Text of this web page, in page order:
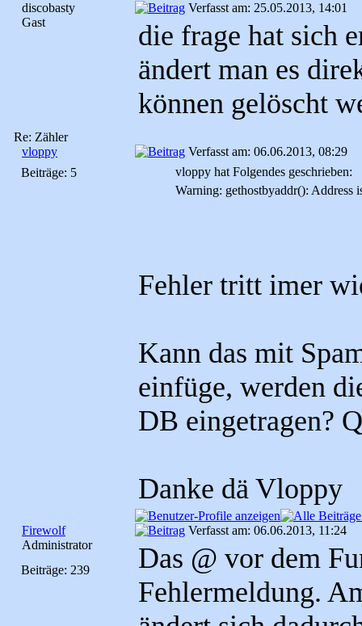
discobasty
Gast
Verfasst am: 25.05.2013, 14:01
die frage hat sich
ändert man es
können gelöscht
Re: Zähler
vloppy
Beiträge: 5
Verfasst am: 06.06.2013, 08:29
vloppy hat Folgendes geschrieben:
Warning: gethostbyaddr(): Address
Fehler tritt imer
Kann das mit
einfüge, werden
DB eingetragen?
Danke dä Vloppy
Firewolf
Administrator
Beiträge: 239
Verfasst am: 06.06.2013, 11:24
Das @ vor dem
Fehlermeldung.